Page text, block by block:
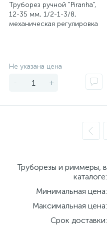
Труборез ручной "Piranha",
12-35 мм, 1/2-1-3/8,
механическая регулировка
Не указана цена
- +
Труборезы и риммеры, в
каталоге:
Минимальная цена:
Максимальная цена:
Срок доставки: